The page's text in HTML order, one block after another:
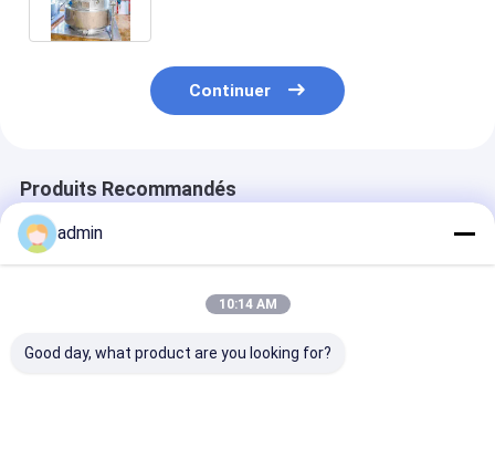
Continuer
Produits Recommandés
admin
10:14 AM
Good day, what product are you looking for?